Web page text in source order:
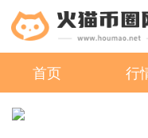
首页 行